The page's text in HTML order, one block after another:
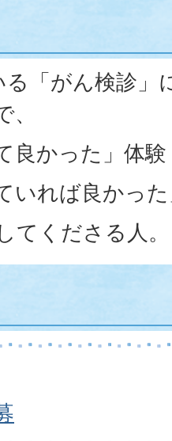
「がん検診」
良かった」体験
いれば良かっ
てくださる人。